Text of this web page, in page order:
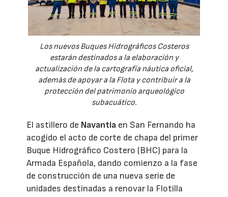
Los nuevos Buques Hidrográficos Costeros
estarán destinados a la elaboración y
actualización de la cartografía náutica oficial,
además de apoyar a la Flota y contribuir a la
protección del patrimonio arqueológico
subacuático.
El astillero de Navantia en San Fernando ha
acogido el acto de corte de chapa del primer
Buque Hidrográfico Costero (BHC) para la
Armada Española, dando comienzo a la fase
de construcción de una nueva serie de
unidades destinadas a renovar la Flotilla